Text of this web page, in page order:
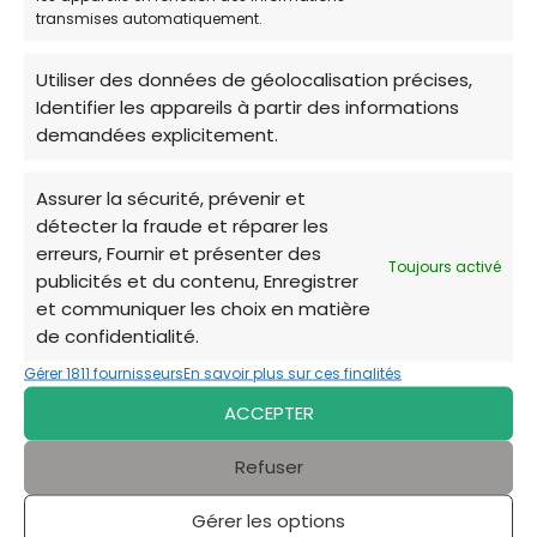
transmises automatiquement.
Utiliser des données de géolocalisation précises,
Identifier les appareils à partir des informations
demandées explicitement.
Assurer la sécurité, prévenir et
détecter la fraude et réparer les
erreurs, Fournir et présenter des
publicités et du contenu, Enregistrer
et communiquer les choix en matière
de confidentialité.
Toujours activé
Gérer 1811 fournisseursEn savoir plus sur ces finalités
ACCEPTER
Refuser
Gérer les options
Mercredi
Non disponible
Vendredi
Non disponible
Dimanche
Non disponible
La Patte de l’Espoir est une
association de
protection animale née de la volonté de
venir en aide aux chiens et chats victimes
de maltraitance ou
d’indifférence. Face à la surpopulation et aux
euthanasies en refuge, l’association agit pour